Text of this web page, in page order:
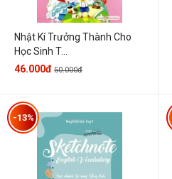
Nhật Kí Trưởng Thành Cho
Học Sinh T...
46.000đ 50.000đ
-13%